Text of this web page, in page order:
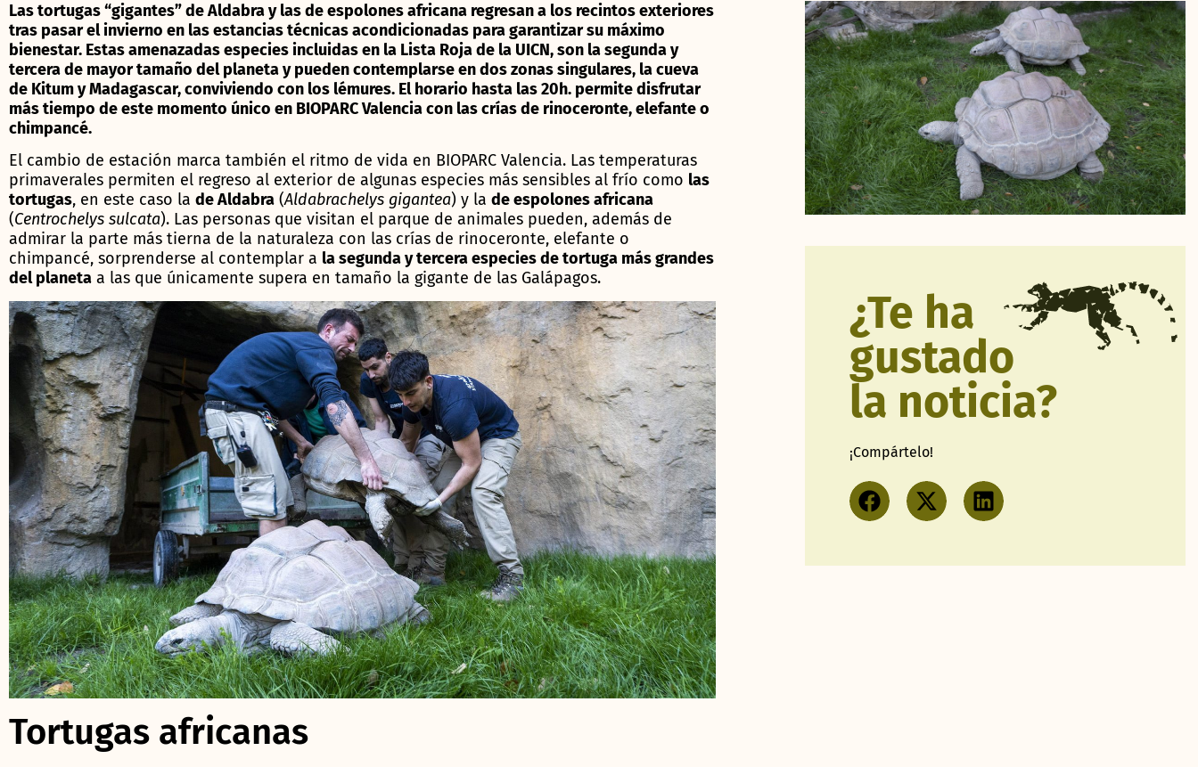
Las tortugas “gigantes” de Aldabra y las de espolones africana regresan a los recintos exteriores
tras pasar el invierno en las estancias técnicas acondicionadas para garantizar su máximo
bienestar. Estas amenazadas especies incluidas en la Lista Roja de la UICN, son la segunda y
tercera de mayor tamaño del planeta y pueden contemplarse en dos zonas singulares, la cueva
de Kitum y Madagascar, conviviendo con los lémures. El horario hasta las 20h. permite disfrutar
más tiempo de este momento único en BIOPARC Valencia con las crías de rinoceronte, elefante o
chimpancé.
El cambio de estación marca también el ritmo de vida en BIOPARC Valencia. Las temperaturas
primaverales permiten el regreso al exterior de algunas especies más sensibles al frío como las
tortugas, en este caso la de Aldabra (Aldabrachelys gigantea) y la de espolones africana
(Centrochelys sulcata). Las personas que visitan el parque de animales pueden, además de
admirar la parte más tierna de la naturaleza con las crías de rinoceronte, elefante o
chimpancé, sorprenderse al contemplar a la segunda y tercera especies de tortuga más grandes
del planeta a las que únicamente supera en tamaño la gigante de las Galápagos.
Tortugas africanas
¿Te ha
gustado
la noticia?
¡Compártelo!